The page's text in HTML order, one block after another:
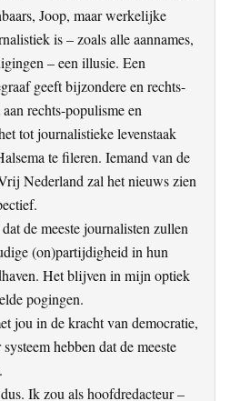
Joop, maar werkelijke
is – zoals alle aannames,
– een illusie. Een
geeft bijzondere en rechts-
rechts-populisme en
tot journalistieke levenstaak
te fileren. Iemand van de
Nederland zal het nieuws zien
de meeste journalisten zullen
(on)partijdigheid in hun
Het blijven in mijn optiek
pogingen.
jou in de kracht van democratie,
hebben dat de meeste
Ik zou als hoofdredacteur –